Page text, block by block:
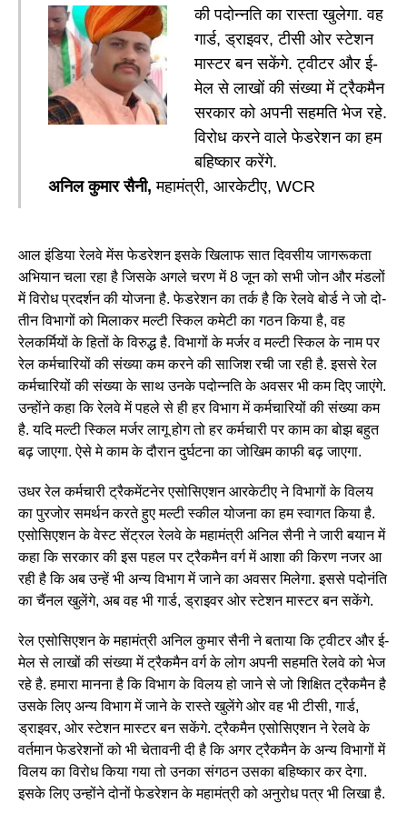
की पदोन्नति का रास्ता खुलेगा. वह
गार्ड, ड्राइवर, टीसी ओर स्टेशन
मास्टर बन सकेंगे. ट्वीटर और ई-
मेल से लाखों की संख्या में ट्रैकमैन
सरकार को अपनी सहमति भेज रहे.
विरोध करने वाले फेडरेशन का हम
बहिष्कार करेंगे.
अनिल कुमार सैनी, महामंत्री, आरकेटीए, WCR
आल इंडिया रेलवे मेंस फेडरेशन इसके खिलाफ सात दिवसीय जागरूकता
अभियान चला रहा है जिसके अगले चरण में 8 जून को सभी जोन और मंडलों
में विरोध प्रदर्शन की योजना है. फेडरेशन का तर्क है कि रेलवे बोर्ड ने जो दो-
तीन विभागों को मिलाकर मल्टी स्किल कमेटी का गठन किया है, वह
रेलकर्मियों के हितों के विरुद्ध है. विभागों के मर्जर व मल्टी स्किल के नाम पर
रेल कर्मचारियों की संख्या कम करने की साजिश रची जा रही है. इससे रेल
कर्मचारियों की संख्या के साथ उनके पदोन्नति के अवसर भी कम दिए जाएंगे.
उन्होंने कहा कि रेलवे में पहले से ही हर विभाग में कर्मचारियों की संख्या कम
है. यदि मल्टी स्किल मर्जर लागू होग तो हर कर्मचारी पर काम का बोझ बहुत
बढ़ जाएगा. ऐसे मे काम के दौरान दुर्घटना का जोखिम काफी बढ़ जाएगा.
उधर रेल कर्मचारी ट्रैकमेंटनेर एसोसिएशन आरकेटीए ने विभागों के विलय
का पुरजोर समर्थन करते हुए मल्टी स्कील योजना का हम स्वागत किया है.
एसोसिएशन के वेस्ट सेंट्रल रेलवे के महामंत्री अनिल सैनी ने जारी बयान में
कहा कि सरकार की इस पहल पर ट्रैकमैन वर्ग में आशा की किरण नजर आ
रही है कि अब उन्हें भी अन्य विभाग में जाने का अवसर मिलेगा. इससे पदोनंति
का चैंनल खुलेंगे, अब वह भी गार्ड, ड्राइवर ओर स्टेशन मास्टर बन सकेंगे.
रेल एसोसिएशन के महामंत्री अनिल कुमार सैनी ने बताया कि ट्वीटर और ई-
मेल से लाखों की संख्या में ट्रैकमैन वर्ग के लोग अपनी सहमति रेलवे को भेज
रहे है. हमारा मानना है कि विभाग के विलय हो जाने से जो शिक्षित ट्रैकमैन है
उसके लिए अन्य विभाग में जाने के रास्ते खुलेंगे ओर वह भी टीसी, गार्ड,
ड्राइवर, ओर स्टेशन मास्टर बन सकेंगे. ट्रैकमैन एसोसिएशन ने रेलवे के
वर्तमान फेडरेशनों को भी चेतावनी दी है कि अगर ट्रैकमैन के अन्य विभागों में
विलय का विरोध किया गया तो उनका संगठन उसका बहिष्कार कर देगा.
इसके लिए उन्होंने दोनों फेडरेशन के महामंत्री को अनुरोध पत्र भी लिखा है.